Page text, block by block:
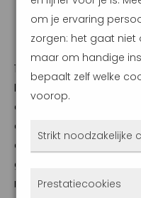
16 april 2024
De goudprijs stapelt
afgelopen weken. Heb
dit edelmetaal? De
afgelopen tijd sterk
gouden ketting uit een
meer waard zijn. Goed
om je ervaring
zorgen: het gaat niet
maar om handige
bepaalt zelf welke
voorop.
Strikt noodzakelijke
Prestatiecookies